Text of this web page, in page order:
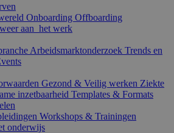
Onboarding Offboarding
aan het werk
Arbeidsmarktonderzoek Trends en
Gezond & Veilig werken Ziekte
inzetbaarheid Templates & Formats
Workshops & Trainingen
onderwijs